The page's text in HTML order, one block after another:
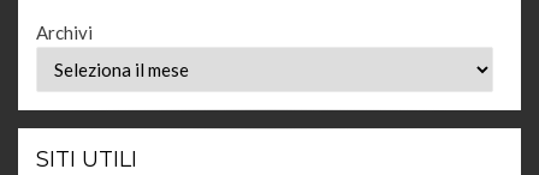
Archivi
SITI UTILI